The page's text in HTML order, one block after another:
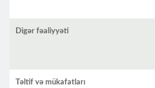
Digər fəaliyyəti
Təltif və mükafatları